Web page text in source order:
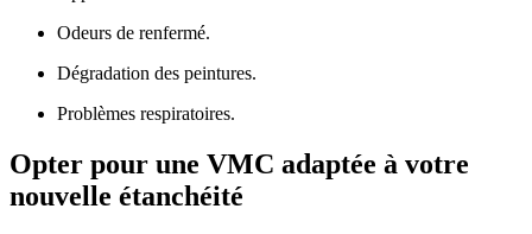
Odeurs de renfermé.
Dégradation des peintures.
Problèmes respiratoires.
Opter pour une VMC adaptée à votre
nouvelle étanchéité